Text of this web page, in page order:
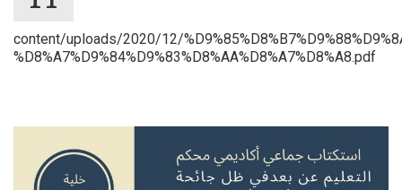
content/uploads/2020/12/
%D8%A7%D9%84%D9%83%D8%AA%D8%A7%D8%A8.pdf